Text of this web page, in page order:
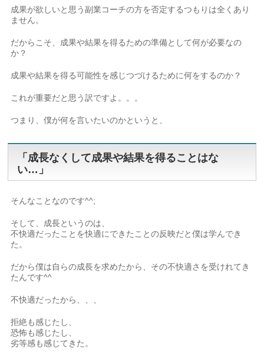
成果が欲しいと思う副業コーチの方を否定するつもりは全くあり
ません。
だからこそ、成果や結果を得るための準備として何が必要なの
か？
成果や結果を得る可能性を感じつづけるために何をするのか？
これが重要だと思う訳ですよ。。。
つまり、僕が何を言いたいのかというと、
「成長なくして成果や結果を得ることはな
い…」
そんなことなのです^^;
そして、成長というのは、
不快適だったことを快適にできたことの反映だと僕は学んでき
た。
だから僕は自らの成長を求めたから、その不快適さを受けれてき
たんです^^
不快適だったから、、、
拒絶も感じたし、
恐怖も感じたし、
劣等感も感じてきた。